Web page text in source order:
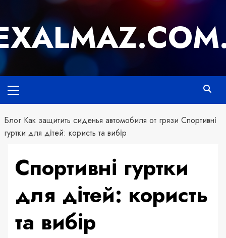
содержимому
меню
Блог Как защитить сиденья автомобиля от грязи Спортивні
гуртки для дітей: користь та вибір
Спортивні гуртки
для дітей: користь
та вибір